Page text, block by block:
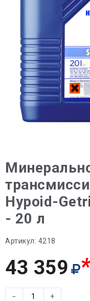
Hypoid-
- 20 л
Артикул: 4218
43 359
− +